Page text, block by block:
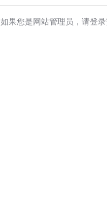
如果您是网站管理员，请登